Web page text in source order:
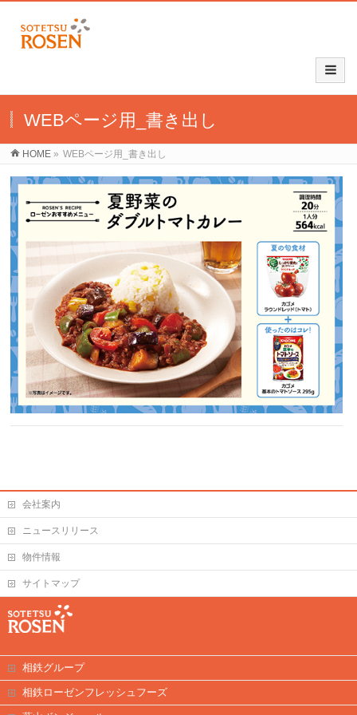
WEBページ用_書き出し
HOME » WEBページ用_書き出し
会社案内
ニュースリリース
物件情報
サイトマップ
相鉄グループ
相鉄ローゼンフレッシュフーズ